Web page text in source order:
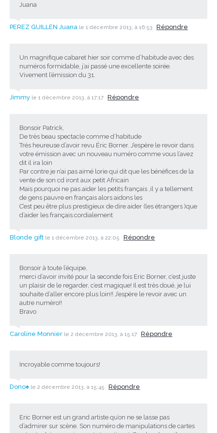
Juana
PEREZ GUILLEN Juana le 1 décembre 2013, à 16:53 Répondre
Un magnifique cabaret hier soir comme d’habitude avec des
numéros formidable, j’ai passé une excellente soirée.
Vivement l’émission du 31.
Jimmy le 1 décembre 2013, à 17:17 Répondre
Bonsoir Patrick,
De très beau spectacle comme d’habitude
Très heureuse d’avoir revu Éric Borner. J’espère le revoir dans
votre émission avec un nouveau numéro comme vous l’avez
dit il ira loin
Par contre je n’ai pas aimé lorie qui dit que les bénéfices de la
vente de son cd iront aux petit Africain
Mais pourquoi ne pas aider les petits français ,il y a tellement
de gens pauvre en français alors aidons les
C’est peu être plus prestigieux de dire aider (les étrangers )que
d’aider les français.cordialement
Blonde gift le 1 décembre 2013, à 22:05 Répondre
Bonsoir à toute l’équipe,
merci d’avoir invité pour la seconde fois Eric Borner, c’est juste
un plaisir de le regarder, c’est magique! Il est très doué, je lui
souhaite d’aller encore plus loin!! J’espère le revoir avec un
autre numéro!!
Bravo
Caroline Monnier le 2 décembre 2013, à 15:17 Répondre
Incroyable comme toujours!
Dono♠ le 2 décembre 2013, à 15:45 Répondre
Eric Borner est un grand artiste qu’on ne se lasse pas
d’admirer sur scène. Son numéro de manipulations de cartes